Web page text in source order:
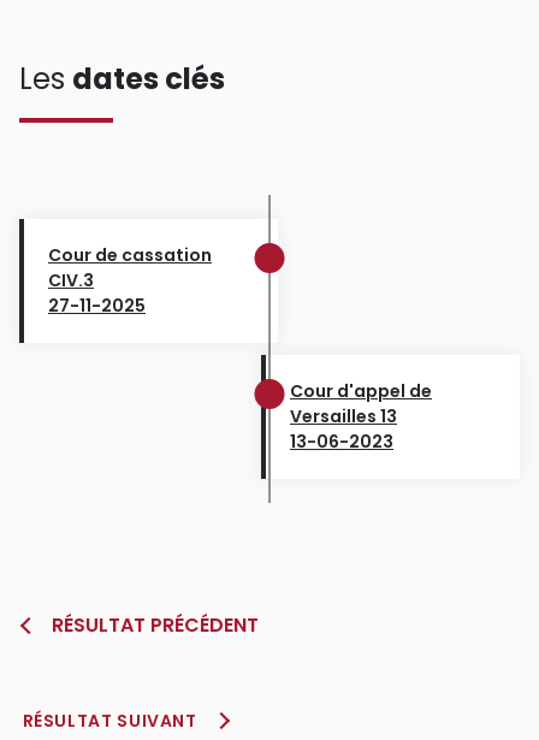
Les dates clés
Cour de cassation
CIV.3
27-11-2025
Cour d'appel de
Versailles 13
13-06-2023
RÉSULTAT PRÉCÉDENT
RÉSULTAT SUIVANT